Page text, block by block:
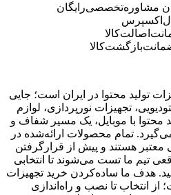
مشاوره‌تخصصی‌رایگان
تولید محتوا در ایران است؛ جایی
تجهیزات نورپردازی، لوازم
محتوا با موبایل، یک مسیر شفاف و
تمام محصولات ارائه‌شده در
معتبر هستند و پیش از قرارگرفتن
تیم ما تست می‌شوند تا انتخابی
هدف ما ساده‌کردن خرید تجهیزات
از انتخاب تا نصب و راه‌اندازی